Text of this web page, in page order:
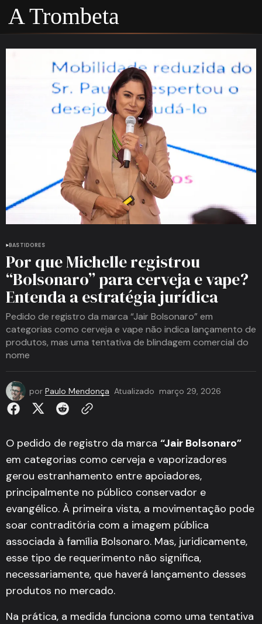
A Trombeta
BASTIDORES
Por que Michelle registrou
“Bolsonaro” para cerveja e vape?
Entenda a estratégia jurídica
Pedido de registro da marca “Jair Bolsonaro” em
categorias como cerveja e vape não indica lançamento de
produtos, mas uma tentativa de blindagem comercial do
nome
por Paulo Mendonça Atualizado março 29, 2026
O pedido de registro da marca “Jair Bolsonaro”
em categorias como cerveja e vaporizadores
gerou estranhamento entre apoiadores,
principalmente no público conservador e
evangélico. À primeira vista, a movimentação pode
soar contraditória com a imagem pública
associada à família Bolsonaro. Mas, juridicamente,
esse tipo de requerimento não significa,
necessariamente, que haverá lançamento desses
produtos no mercado.
Na prática, a medida funciona como uma tentativa